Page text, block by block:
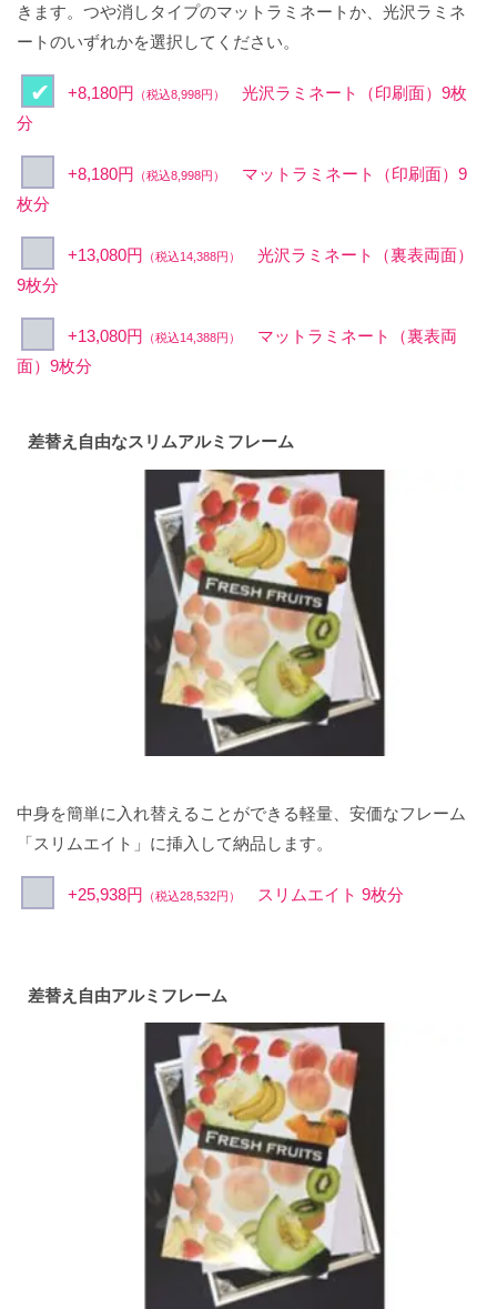
きます。つや消しタイプのマットラミネートか、光沢ラミネ
ートのいずれかを選択してください。
+8,180円 （税込8,998円）
光沢ラミネート（印刷面）9枚
分
+8,180円 （税込8,998円）
マットラミネート（印刷面）9
枚分
+13,080円 （税込14,388円）
光沢ラミネート（裏表両面）
9枚分
+13,080円 （税込14,388円）
マットラミネート（裏表両
面）9枚分
差替え自由なスリムアルミフレーム
中身を簡単に入れ替えることができる軽量、安価なフレーム
「スリムエイト」に挿入して納品します。
+25,938円 （税込28,532円） スリムエイト 9枚分
差替え自由アルミフレーム